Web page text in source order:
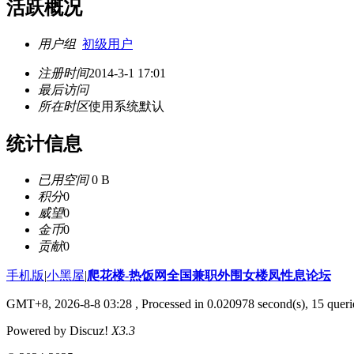
活跃概况
用户组 初级用户
注册时间2014-3-1 17:01
最后访问
所在时区使用系统默认
统计信息
已用空间0 B
积分0
威望0
金币0
贡献0
手机版|小黑屋|爬花楼-热饭网全国兼职外围女楼凤性息论坛
GMT+8, 2026-8-8 03:28 , Processed in 0.020978 second(s), 15
Powered by Discuz! X3.3